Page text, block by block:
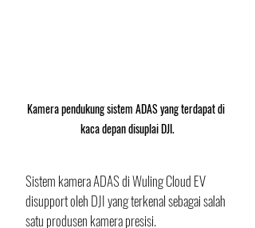
Kamera pendukung sistem ADAS yang terdapat di
kaca depan disuplai DJI.
Sistem kamera ADAS di Wuling Cloud EV
disupport oleh DJI yang terkenal sebagai salah
satu produsen kamera presisi.